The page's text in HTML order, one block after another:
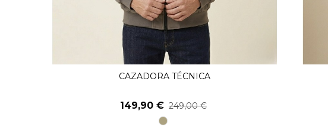
Ver Más
CAZADORA TÉCNICA
149,90 € 249,00 €
11